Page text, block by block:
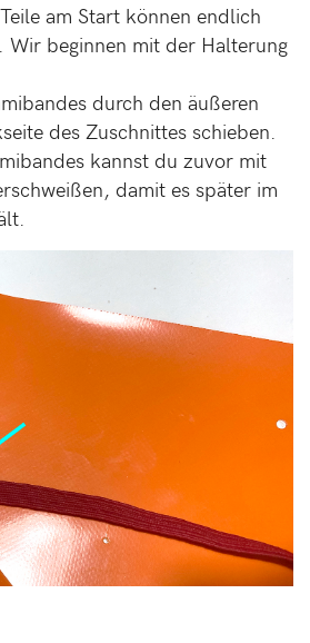
am Start können endlich
Wir beginnen mit der Halterung
durch den äußeren
des Zuschnittes schieben.
kannst du zuvor mit
damit es später im